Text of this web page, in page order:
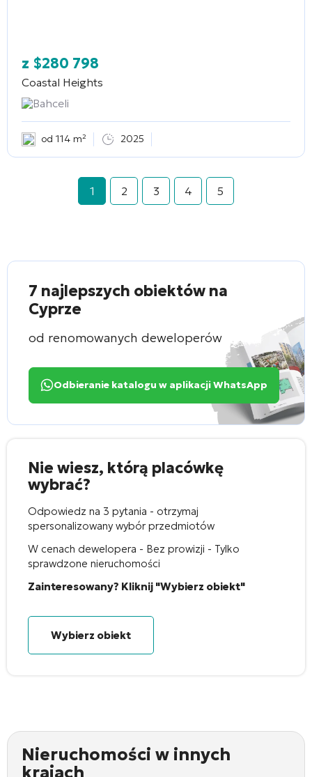
z $280 798
Coastal Heights
Bahceli
od 114 m² 2025
1 2 3 4 5
7 najlepszych obiektów na
Cyprze
od renomowanych deweloperów
Odbieranie katalogu w aplikacji WhatsApp
Nie wiesz, którą placówkę
wybrać?
Odpowiedz na 3 pytania - otrzymaj
spersonalizowany wybór przedmiotów
W cenach dewelopera - Bez prowizji - Tylko
sprawdzone nieruchomości
Zainteresowany? Kliknij "Wybierz obiekt"
Wybierz obiekt
Nieruchomości w innych
krajach